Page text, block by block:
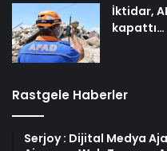
İktidar,
kapattı…
Rastgele Haberler
Serjoy : Dijital Medya